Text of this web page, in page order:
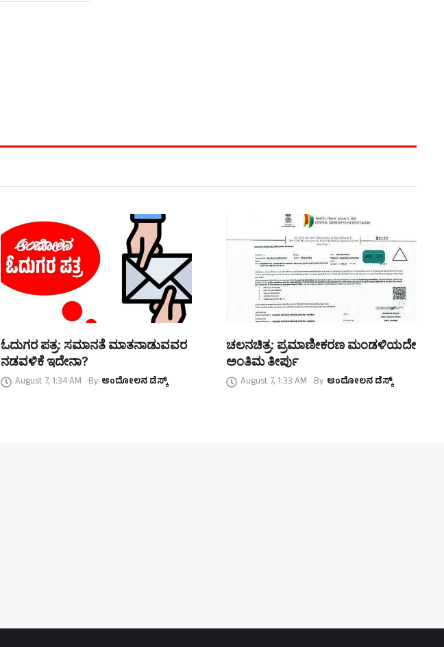
ಓದುಗರ ಪತ್ರ: ಸಮಾನತೆ ಮಾತನಾಡುವವರ
ನಡವಳಿಕೆ ಇದೇನಾ?
August 7, 1:34 AM By ಆಂದೋಲನ ಡೆಸ್ಕ್
ಚಲನಚಿತ್ರ: ಪ್ರಮಾಣೀಕರಣ ಮಂಡಳಿಯದೇ
ಅಂತಿಮ ತೀರ್ಪು
August 7, 1:33 AM By ಆಂದೋಲನ ಡೆಸ್ಕ್